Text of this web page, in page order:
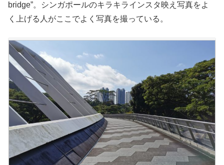
bridge”。シンガポールのキラキラインスタ映え写真をよ
く上げる人がここでよく写真を撮っている。